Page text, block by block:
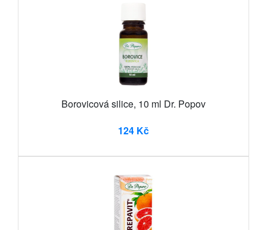
Borovicová silice, 10 ml Dr. Popov
124 Kč